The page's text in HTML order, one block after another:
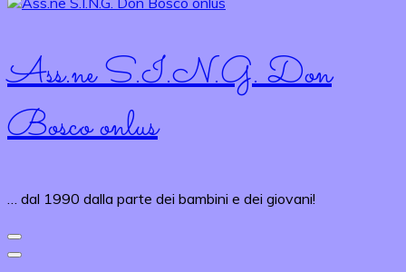
Ass.ne S.I.N.G. Don
Bosco onlus
… dal 1990 dalla parte dei bambini e dei giovani!